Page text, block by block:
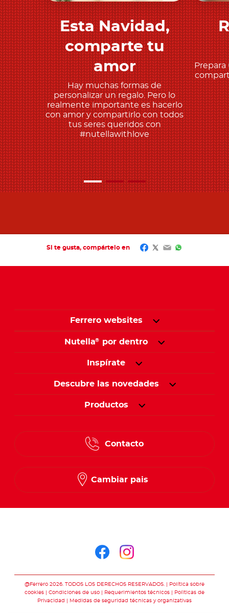
Descubre más
Esta Navidad,
comparte tu
amor
Hay muchas formas de
personalizar un regalo. Pero lo
realmente importante es hacerlo
con amor y compartirlo con todos
tus seres queridos con
#nutellawithlove
Prepara
Si te gusta, compártelo en Facebook
Twitter
EmailWhatsApp
Ferrero websites
Nutella® por dentro
Inspírate
Descubre las novedades
Productos
Contacto
Cambiar pais
@Ferrero 2026. TODOS LOS DERECHOS RESERVADOS.
Política sobre
cookies
Condiciones de uso Requerimientos técnicos
Polìticas de
Privacidad
Medidas de seguridad técnicas y organizativas